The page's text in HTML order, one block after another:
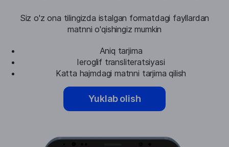
Siz o'z ona tilingizda istalgan formatdagi fayllardan
matnni o'qishingiz mumkin
Aniq tarjima
Ieroglif transliteratsiyasi
Katta hajmdagi matnni tarjima qilish
Yuklab olish